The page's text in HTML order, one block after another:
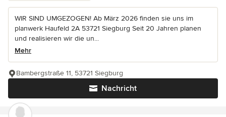
WIR SIND UMGEZOGEN! Ab März 2026 finden sie uns im
planwerk Haufeld 2A 53721 Siegburg Seit 20 Jahren planen
und realisieren wir die un...
Mehr
Nachricht
Bambergstraße 11, 53721 Siegburg